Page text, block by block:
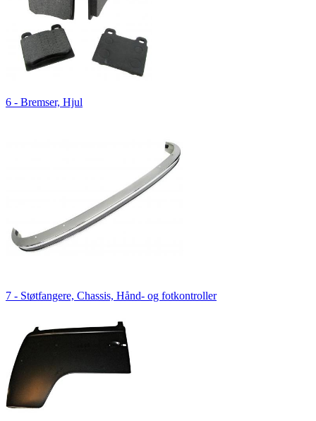
6 - Bremser, Hjul
7 - Støtfangere, Chassis, Hånd- og fotkontroller